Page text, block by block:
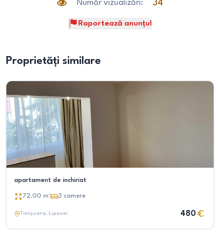
Număr vizualizări: 34
Raportează anunțul
Proprietăți similare
apartament de inchiriat
72.00 m² 3 camere
Timișoara, Lipovei 480